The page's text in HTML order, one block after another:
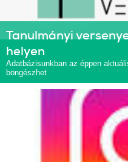
Tanulmányi
helyen
Adatbázisunkban az éppen
böngészhet